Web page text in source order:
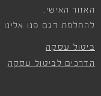
האזור האישי.
להחלפת דגם פנו אלינו
ביטול עסקה
הדרכים לביטול עסקה